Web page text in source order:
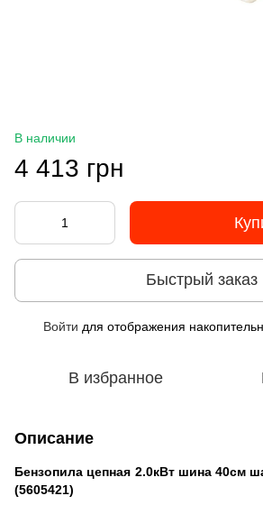
В наличии
4 413 грн
Быстрый заказ
Войти для отображения
В избранное
Описание
Бензопила цепная 2.0кВт шина 40см
(5605421)